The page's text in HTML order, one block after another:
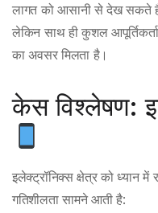
लागत को आसानी से देख सकते
लेकिन साथ ही कुशल
का अवसर मिलता है।
केस विश्लेषण:
इलेक्ट्रॉनिक्स क्षेत्र को ध्यान
गतिशीलता सामने आती है: